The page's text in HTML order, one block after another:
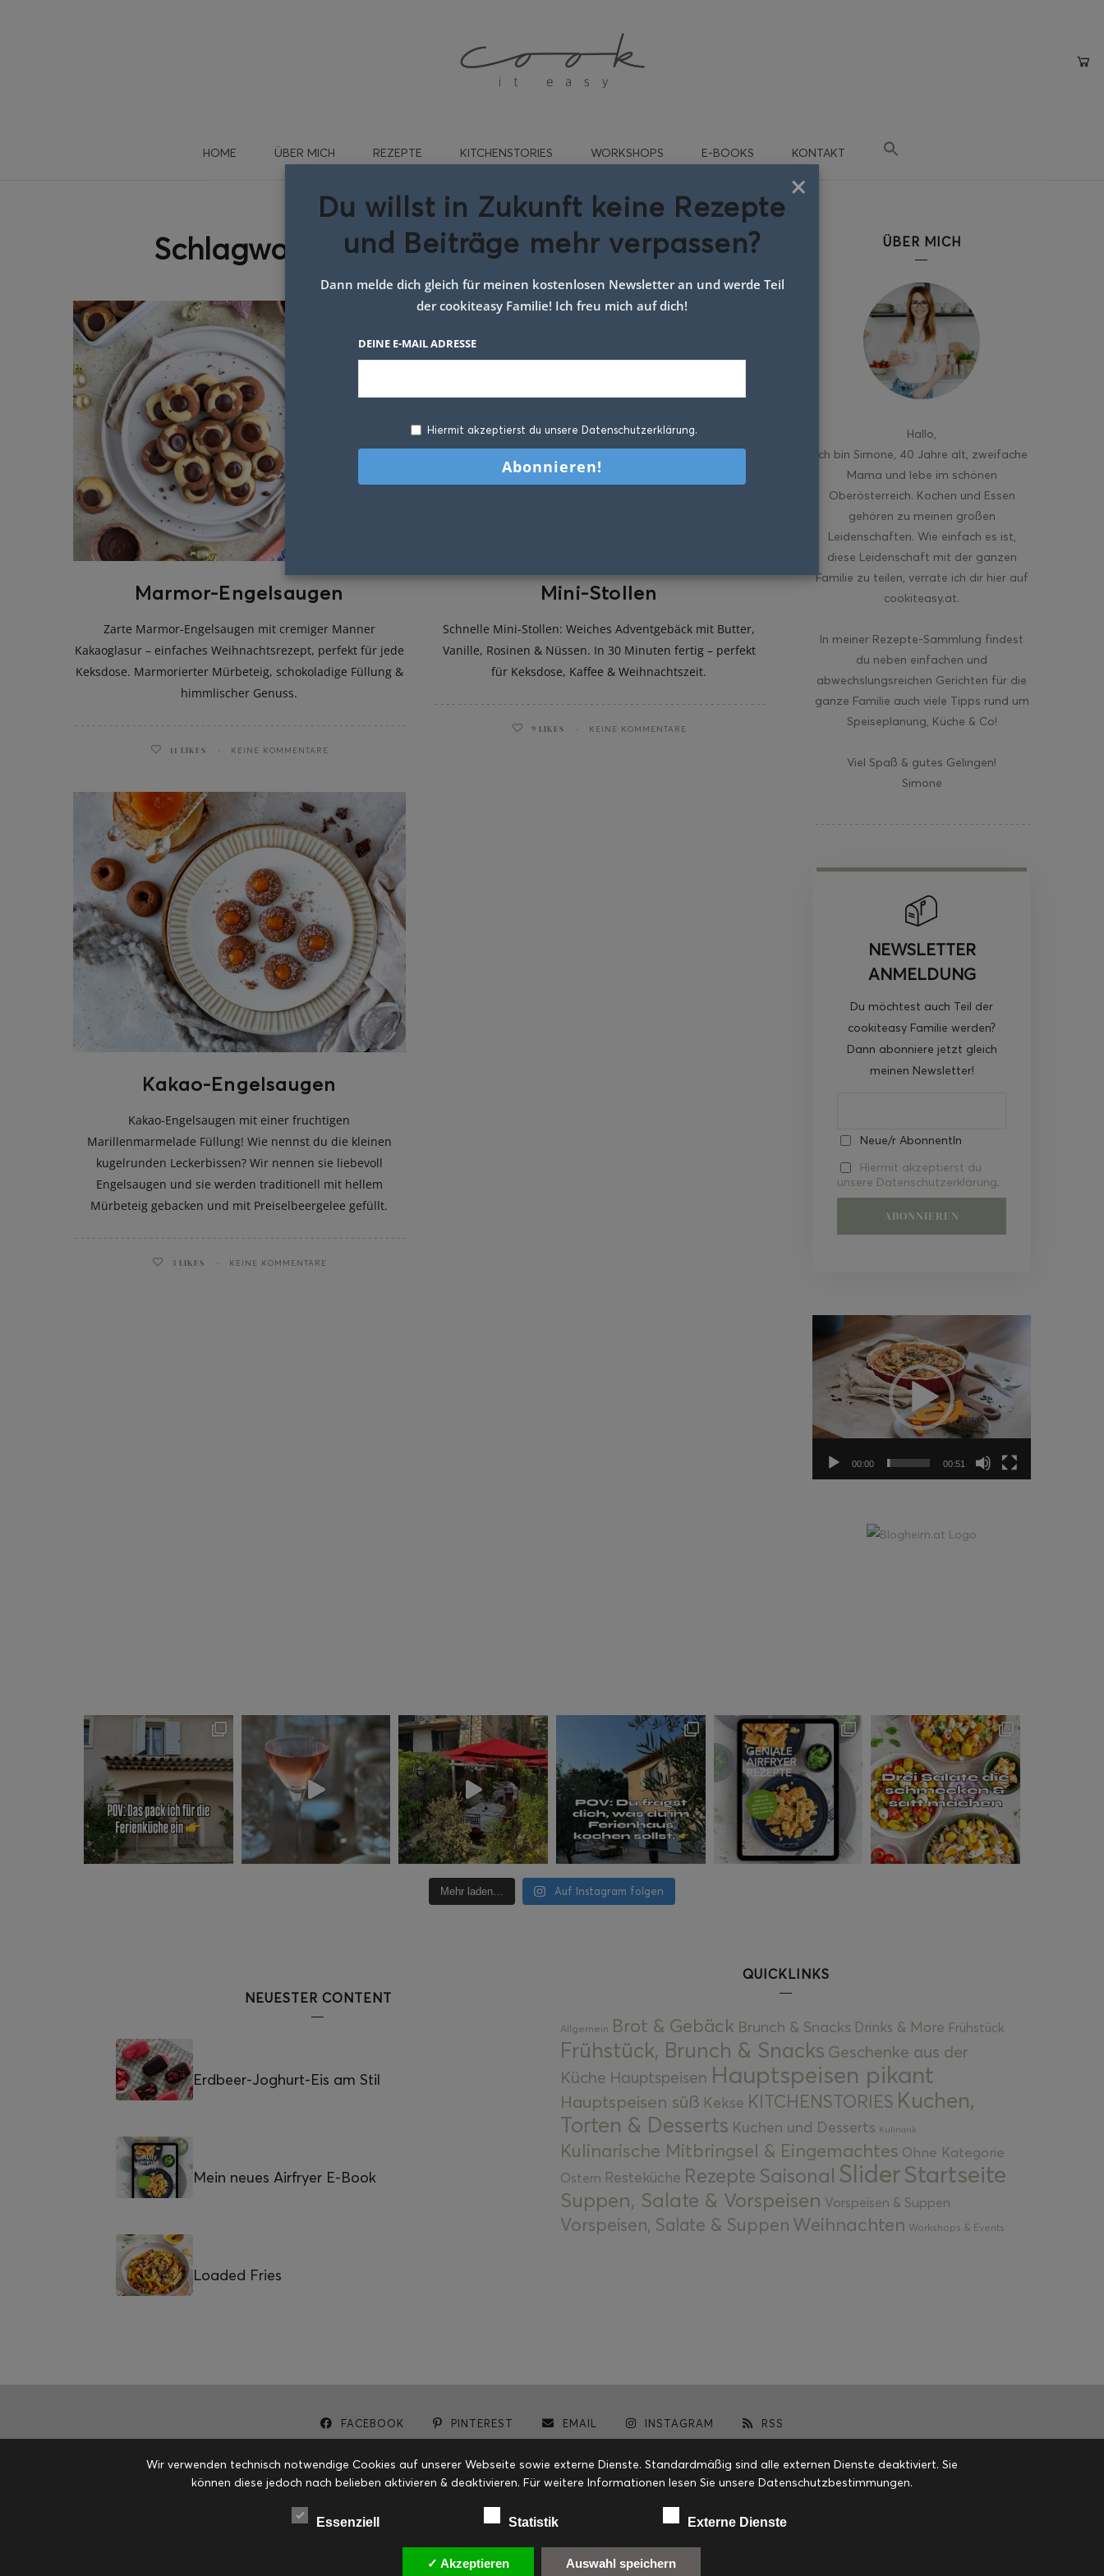
HOME ÜBER MICH REZEPTE KITCHENSTORIES WORKSHOPS E-BOOKS KONTAKT
Schlagwort: einfache weihnachtskekse
Marmor-Engelsaugen
Zarte Marmor-Engelsaugen mit cremiger Manner
Kakaoglasur – einfaches Weihnachtsrezept, perfekt für jede
Keksdose. Marmorierter Mürbeteig, schokoladige Füllung &
himmlischer Genuss.
11 LIKES KEINE KOMMENTARE
Mini-Stollen
Schnelle Mini-Stollen: Weiches Adventgebäck mit Butter,
Vanille, Rosinen & Nüssen. In 30 Minuten fertig – perfekt
für Keksdose, Kaffee & Weihnachtszeit.
9 LIKES KEINE KOMMENTARE
Kakao-Engelsaugen
Kakao-Engelsaugen mit einer fruchtigen
Marillenmarmelade Füllung! Wie nennst du die kleinen
kugelrunden Leckerbissen? Wir nennen sie liebevoll
Engelsaugen und sie werden traditionell mit hellem
Mürbeteig gebacken und mit Preiselbeergelee gefüllt.
3 LIKES KEINE KOMMENTARE
ÜBER MICH
Hallo
ich bin Simone, 40 Jahre alt, zweifache
Mama und lebe im schönen
Oberösterreich. Kochen und Essen
gehören zu meinen großen
Leidenschaften. Wie einfach es ist,
diese Leidenschaft mit der ganzen
Familie zu teilen, verrate ich dir hier auf
cookiteasy.at.
In meiner Rezepte-Sammlung findest
du neben einfachen und
abwechslungsreichen Gerichten für die
ganze Familie auch viele Tipps rund um
Speiseplanung, Küche & Co!
Viel Spaß & gutes Gelingen!
Simone
NEWSLETTER
ANMELDUNG
Du möchtest auch Teil der
cookiteasy Familie werden?
Dann abonniere jetzt gleich
meinen Newsletter!
Neue/r AbonnentIn
Hiermit akzeptierst du
unsere Datenschutzerklärung.
Video-
Player
00:00 00:51
Mehr laden… Auf Instagram folgen
NEUESTER CONTENT
Erdbeer-Joghurt-Eis am Stil
Mein neues Airfryer E-Book
Loaded Fries
QUICKLINKS
Allgemein Brot & Gebäck Brunch & Snacks Drinks & More Frühstück
Frühstück, Brunch & Snacks Geschenke aus der
Küche Hauptspeisen Hauptspeisen pikant
Hauptspeisen süß Kekse KITCHENSTORIES Kuchen,
Torten & Desserts Kuchen und Desserts Kulinarik
Kulinarische Mitbringsel & Eingemachtes Ohne Kategorie
Ostern Resteküche Rezepte Saisonal SliderStartseite
Suppen, Salate & Vorspeisen Vorspeisen & Suppen
Vorspeisen, Salate & Suppen Weihnachten Workshops & Events
FACEBOOK PINTEREST EMAIL INSTAGRAM RSS
×
Du willst in Zukunft keine Rezepte
und Beiträge mehr verpassen?
Dann melde dich gleich für meinen kostenlosen Newsletter an und werde Teil
der cookiteasy Familie! Ich freu mich auf dich!
DEINE E-MAIL ADRESSE
Hiermit akzeptierst du unsere Datenschutzerklärung.
Wir verwenden technisch notwendige Cookies auf unserer Webseite sowie externe Dienste. Standardmäßig sind alle externen Dienste deaktiviert. Sie
können diese jedoch nach belieben aktivieren & deaktivieren. Für weitere Informationen lesen Sie unsere Datenschutzbestimmungen.
Essenziell Statistik Externe Dienste
✓ Akzeptieren Auswahl speichern